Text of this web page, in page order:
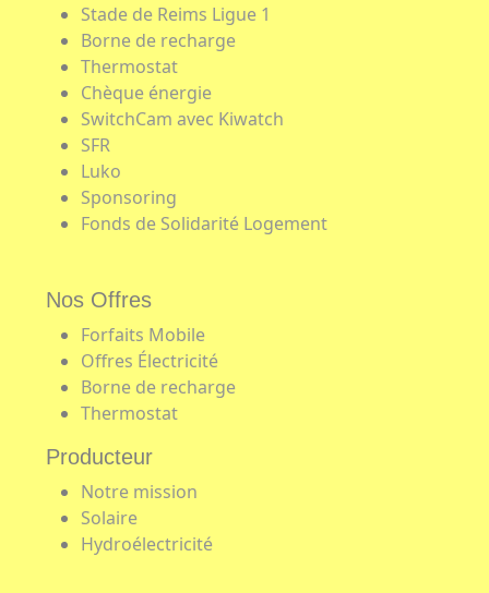
Stade de Reims Ligue 1
Borne de recharge
Thermostat
Chèque énergie
SwitchCam avec Kiwatch
SFR
Luko
Sponsoring
Fonds de Solidarité Logement
Nos Offres
Forfaits Mobile
Offres Électricité
Borne de recharge
Thermostat
Producteur
Notre mission
Solaire
Hydroélectricité